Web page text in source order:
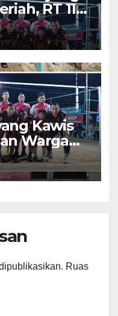
RT 11
Kawis
Warga
Final
Dipuji
Ruas